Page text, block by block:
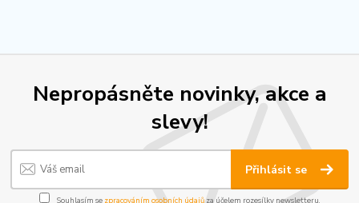
Nepropásněte novinky, akce a
slevy!
Přihlásit se
Souhlasím se zpracováním osobních údajůza účelem rozesílky newsletteru.